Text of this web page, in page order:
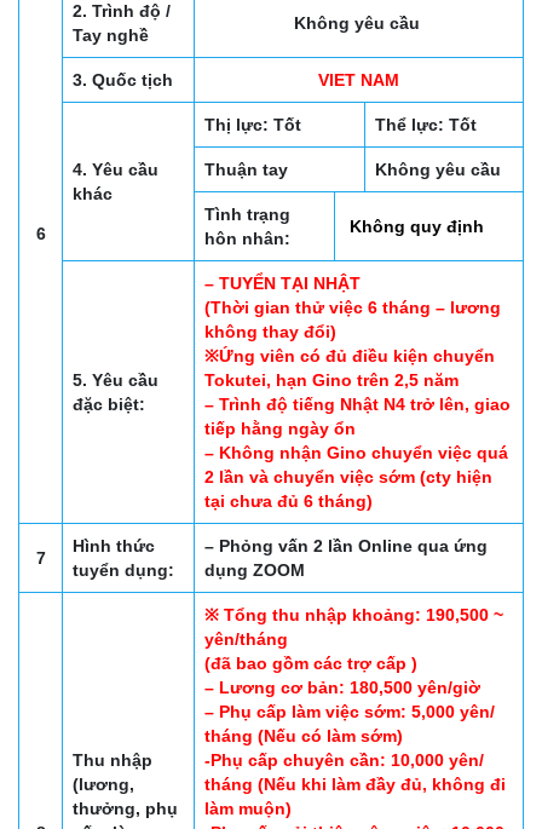
6
2. Trình độ /
Tay nghề
Không yêu cầu
3. Quốc tịch VIET NAM
4. Yêu cầu
khác
Thị lực: Tốt Thể lực: Tốt
Thuận tay Không yêu cầu
Tình trạng
hôn nhân:
Không quy định
5. Yêu cầu
đặc biệt:
– TUYỂN TẠI NHẬT
(Thời gian thử việc 6 tháng – lương
không thay đổi)
※Ứng viên có đủ điều kiện chuyển
Tokutei, hạn Gino trên 2,5 năm
– Trình độ tiếng Nhật N4 trở lên, giao
tiếp hằng ngày ổn
– Không nhận Gino chuyển việc quá
2 lần và chuyển việc sớm (cty hiện
tại chưa đủ 6 tháng)
7
Hình thức
tuyển dụng:
– Phỏng vấn 2 lần Online qua ứng
dụng ZOOM
Thu nhập
(lương,
thưởng, phụ
※ Tổng thu nhập khoảng: 190,500 ~
yên/tháng
(đã bao gồm các trợ cấp )
– Lương cơ bản: 180,500 yên/giờ
– Phụ cấp làm việc sớm: 5,000 yên/
tháng (Nếu có làm sớm)
-Phụ cấp chuyên cần: 10,000 yên/
tháng (Nếu khi làm đầy đủ, không đi
làm muộn)